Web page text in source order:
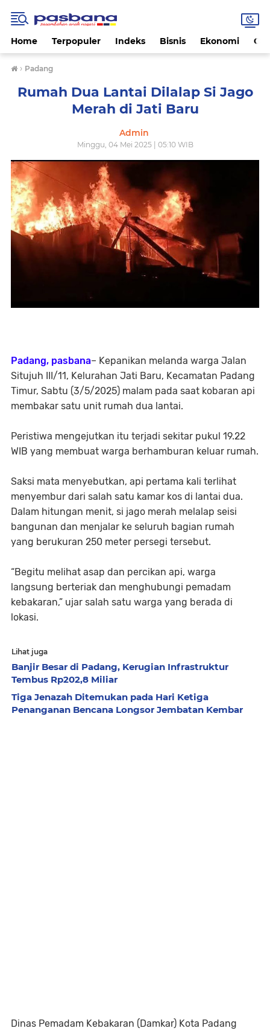
Home Terpopuler Indeks Bisnis Ekonomi
› Padang
Rumah Dua Lantai Dilalap Si Jago
Merah di Jati Baru
Admin
Minggu, 04 Mei 2025 | 05:10 WIB
Padang, pasbana– Kepanikan melanda warga Jalan
Situjuh III/11, Kelurahan Jati Baru, Kecamatan Padang
Timur, Sabtu (3/5/2025) malam pada saat kobaran api
membakar satu unit rumah dua lantai.
Peristiwa mengejutkan itu terjadi sekitar pukul 19.22
WIB yang membuat warga berhamburan keluar rumah.
Saksi mata menyebutkan, api pertama kali terlihat
menyembur dari salah satu kamar kos di lantai dua.
Dalam hitungan menit, si jago merah melalap seisi
bangunan dan menjalar ke seluruh bagian rumah
yang berukuran 250 meter persegi tersebut.
“Begitu melihat asap dan percikan api, warga
langsung berteriak dan menghubungi pemadam
kebakaran,” ujar salah satu warga yang berada di
lokasi.
Lihat juga
Banjir Besar di Padang, Kerugian Infrastruktur
Tembus Rp202,8 Miliar
Tiga Jenazah Ditemukan pada Hari Ketiga
Penanganan Bencana Longsor Jembatan Kembar
Dinas Pemadam Kebakaran (Damkar) Kota Padang